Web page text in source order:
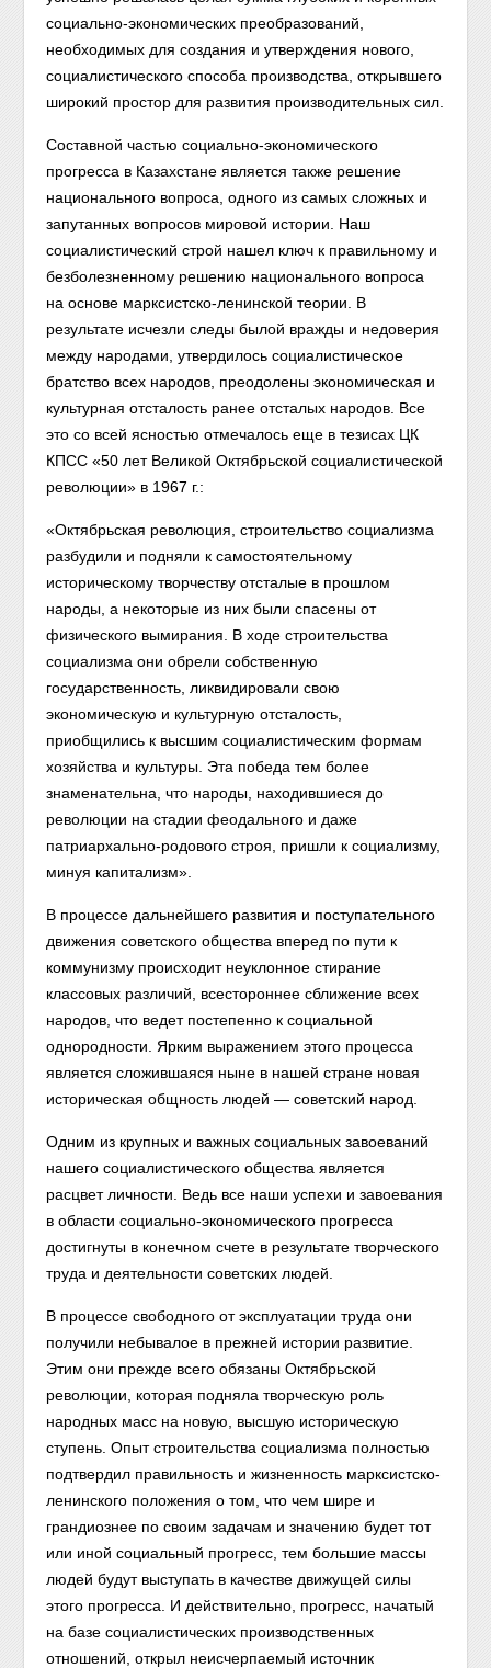
социально-экономических преобразований,
необходимых для создания и утверждения нового,
социалистического способа производства, открывшего
широкий простор для развития производительных сил.
Составной частью социально-экономического
прогресса в Казахстане является также решение
национального вопроса, одного из самых сложных и
запутанных вопросов мировой истории. Наш
социалистический строй нашел ключ к правильному и
безболезненному решению национального вопроса
на основе марксистско-ленинской теории. В
результате исчезли следы былой вражды и недоверия
между народами, утвердилось социалистическое
братство всех народов, преодолены экономическая и
культурная отсталость ранее отсталых народов. Все
это со всей ясностью отмечалось еще в тезисах ЦК
КПСС «50 лет Великой Октябрьской социалистической
революции» в 1967 г.:
«Октябрьская революция, строительство социализма
разбудили и подняли к самостоятельному
историческому творчеству отсталые в прошлом
народы, а некоторые из них были спасены от
физического вымирания. В ходе строительства
социализма они обрели собственную
государственность, ликвидировали свою
экономическую и культурную отсталость,
приобщились к высшим социалистическим формам
хозяйства и культуры. Эта победа тем более
знаменательна, что народы, находившиеся до
революции на стадии феодального и даже
патриархально-родового строя, пришли к социализму,
минуя капитализм».
В процессе дальнейшего развития и поступательного
движения советского общества вперед по пути к
коммунизму происходит неуклонное стирание
классовых различий, всестороннее сближение всех
народов, что ведет постепенно к социальной
однородности. Ярким выражением этого процесса
является сложившаяся ныне в нашей стране новая
историческая общность людей — советский народ.
Одним из крупных и важных социальных завоеваний
нашего социалистического общества является
расцвет личности. Ведь все наши успехи и завоевания
в области социально-экономического прогресса
достигнуты в конечном счете в результате творческого
труда и деятельности советских людей.
В процессе свободного от эксплуатации труда они
получили небывалое в прежней истории развитие.
Этим они прежде всего обязаны Октябрьской
революции, которая подняла творческую роль
народных масс на новую, высшую историческую
ступень. Опыт строительства социализма полностью
подтвердил правильность и жизненность марксистско-
ленинского положения о том, что чем шире и
грандиознее по своим задачам и значению будет тот
или иной социальный прогресс, тем большие массы
людей будут выступать в качестве движущей силы
этого прогресса. И действительно, прогресс, начатый
на базе социалистических производственных
отношений, открыл неисчерпаемый источник